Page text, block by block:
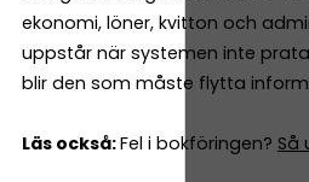
ekonomi, löner, kvitton och
uppstår när systemen inte
blir den som måste flytta
Läs också:Fel i bokföringen? Så